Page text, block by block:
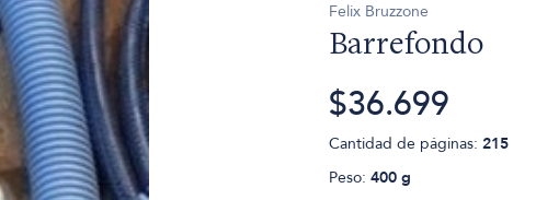
Felix Bruzzone
Barrefondo
$36.699
Cantidad de páginas: 215
Peso: 400 g